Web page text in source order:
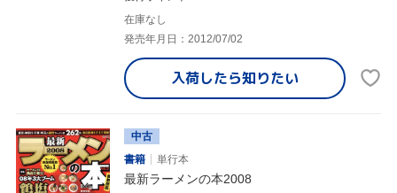
在庫なし
発売年月日：2012/07/02
入荷したら知りたい
中古
書籍
単行本
最新ラーメンの本2008